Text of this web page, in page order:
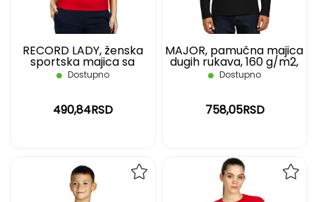
RECORD LADY, ženska
sportska majica sa
raglan rukavima, 130
g/m2, crvena, S
Dostupno
490,84RSD
MAJOR, pamučna majica
dugih rukava, 160 g/m2,
crna, 3XL
Dostupno
758,05RSD